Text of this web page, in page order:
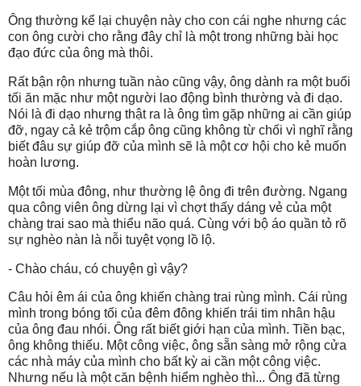
Ông thường kể lại chuyện này cho con cái nghe nhưng các
con ông cười cho rằng đây chỉ là một trong những bài học
đạo đức của ông mà thôi.
Rất bận rộn nhưng tuần nào cũng vậy, ông dành ra một buổi
tối ăn mặc như một người lao động bình thường và đi dạo.
Nói là đi dạo nhưng thật ra là ông tìm gặp những ai cần giúp
đỡ, ngay cả kẻ trộm cắp ông cũng không từ chối vì nghĩ rằng
biết đâu sự giúp đỡ của mình sẽ là một cơ hội cho kẻ muốn
hoàn lương.
Một tối mùa đông, như thường lệ ông đi trên đường. Ngang
qua công viên ông dừng lại vì chợt thấy dáng vẻ của một
chàng trai sao mà thiểu não quá. Cùng với bộ áo quần tỏ rõ
sự nghèo nàn là nỗi tuyệt vọng lồ lộ.
- Chào cháu, có chuyện gì vậy?
Câu hỏi êm ái của ông khiến chàng trai rùng mình. Cái rùng
mình trong bóng tối của đêm đông khiến trái tim nhân hậu
của ông đau nhói. Ông rất biết giới hạn của mình. Tiền bạc,
ông không thiếu. Một công việc, ông sẵn sàng mở rộng cửa
các nhà máy của mình cho bất kỳ ai cần một công việc.
Nhưng nếu là một căn bệnh hiểm nghèo thì... Ông đã từng